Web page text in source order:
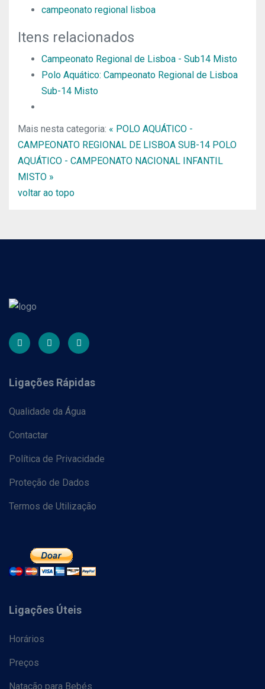
campeonato regional lisboa
Itens relacionados
Campeonato Regional de Lisboa - Sub14 Misto
Polo Aquático: Campeonato Regional de Lisboa
Sub-14 Misto
Mais nesta categoria: « POLO AQUÁTICO -
CAMPEONATO REGIONAL DE LISBOA SUB-14 POLO
AQUÁTICO - CAMPEONATO NACIONAL INFANTIL
MISTO »
voltar ao topo
Ligações Rápidas
Qualidade da Água
Contactar
Política de Privacidade
Proteção de Dados
Termos de Utilização
Ligações Úteis
Horários
Preços
Natação para Bebés